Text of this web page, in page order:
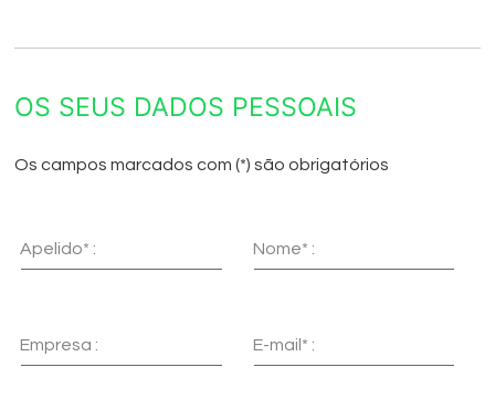
OS SEUS DADOS PESSOAIS
Os campos marcados com (*) são obrigatórios
Apelido* : Nome* :
Empresa : E-mail* :